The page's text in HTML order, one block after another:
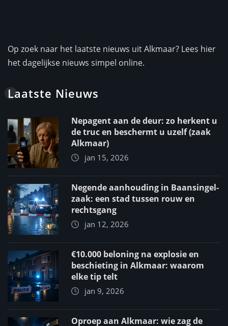
Op zoek naar het laatste nieuws uit Alkmaar? Lees hier
het dagelijkse nieuws simpel online.
Laatste Nieuws
Nepagent aan de deur: zo herkent u
de truc en beschermt u uzelf (zaak
Alkmaar)
jan 15, 2026
Negende aanhouding in Baansingel-
zaak: een stad tussen rouw en
rechtsgang
jan 12, 2026
€10.000 beloning na explosie en
beschieting in Alkmaar: waarom
elke tip telt
jan 9, 2026
Oproep aan Alkmaar: wie zag de